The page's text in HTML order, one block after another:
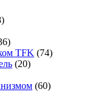
TFK (74)
(20)
(60)